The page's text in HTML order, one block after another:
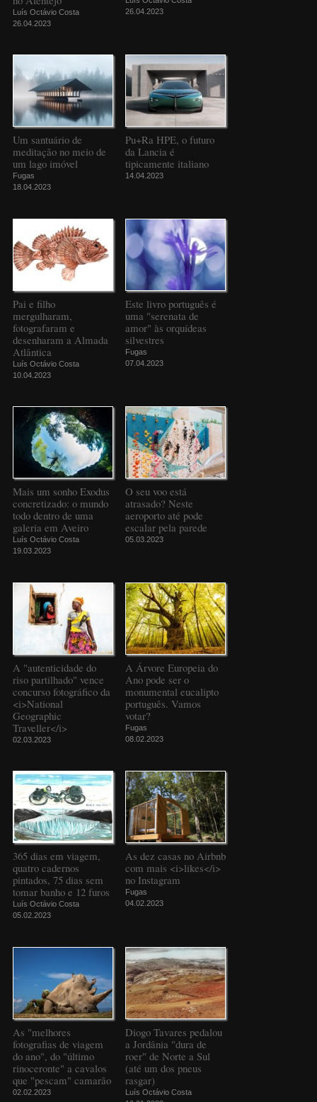
Luís Octávio Costa
26.04.2023
26.04.2023
Um santuário de
meditação no meio de
um lago imóvel
Fugas
18.04.2023
Pu+Ra HPE, o futuro
da Lancia é
tipicamente italiano
14.04.2023
Pai e filho
mergulharam,
fotografaram e
desenharam a Almada
Atlântica
Luís Octávio Costa
10.04.2023
Este livro português é
uma "serenata de
amor" às orquídeas
silvestres
Fugas
07.04.2023
Mais um sonho Exodus
concretizado: o mundo
todo dentro de uma
galeria em Aveiro
Luís Octávio Costa
19.03.2023
O seu voo está
atrasado? Neste
aeroporto até pode
escalar pela parede
05.03.2023
A "autenticidade do
riso partilhado" vence
concurso fotográfico da
<i>National
Geographic
Traveller</i>
02.03.2023
A Árvore Europeia do
Ano pode ser o
monumental eucalipto
português. Vamos
votar?
Fugas
08.02.2023
365 dias em viagem,
quatro cadernos
pintados, 75 dias sem
tomar banho e 12 furos
Luís Octávio Costa
05.02.2023
As dez casas no Airbnb
com mais <i>likes</i>
no Instagram
Fugas
04.02.2023
As "melhores
fotografias de viagem
do ano", do "último
rinoceronte" a cavalos
que "pescam" camarão
02.02.2023
Diogo Tavares pedalou
a Jordânia "dura de
roer" de Norte a Sul
(até um dos pneus
rasgar)
Luís Octávio Costa